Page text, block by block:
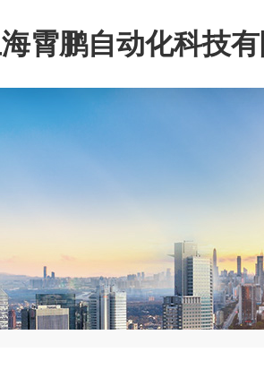
霄鹏自动化科技